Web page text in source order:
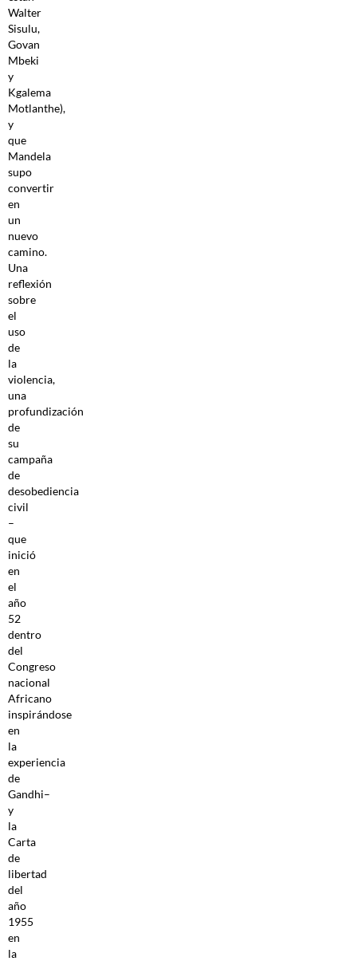
Walter
Sisulu,
Govan
Mbeki
y
Kgalema
Motlanthe),
y
que
Mandela
supo
convertir
en
un
nuevo
camino.
Una
reflexión
sobre
el
uso
de
la
violencia,
una
profundización
de
su
campaña
de
desobediencia
civil
–
que
inició
en
el
año
52
dentro
del
Congreso
nacional
Africano
inspirándose
en
la
experiencia
de
Gandhi–
y
la
Carta
de
libertad
del
año
1955
en
la